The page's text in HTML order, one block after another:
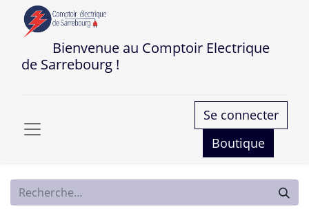
Bienvenue au Comptoir Electrique
de Sarrebourg !
Se connecter
Boutique